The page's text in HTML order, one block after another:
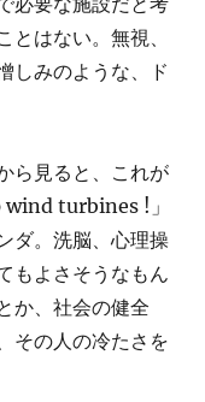
とはない。無視、
しみのような、ド
ら見ると、これが
wind turbines !」
ダ。洗脳、心理操
もよさそうなもん
か、社会の健全
その人の冷たさを